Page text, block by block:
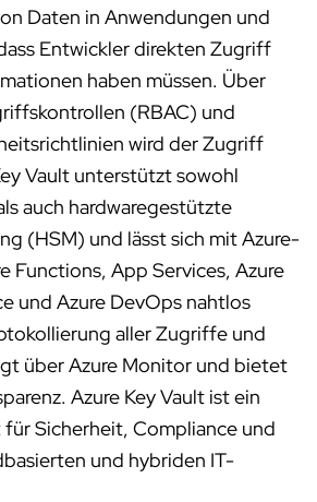
Daten in Anwendungen und
Entwickler direkten Zugriff
haben müssen. Über
(RBAC) und
wird der Zugriff
Vault unterstützt sowohl
auch hardwaregestützte
(HSM) und lässt sich mit Azure-
Functions, App Services, Azure
und Azure DevOps nahtlos
aller Zugriffe und
über Azure Monitor und bietet
Azure Key Vault ist ein
Sicherheit, Compliance und
und hybriden IT-